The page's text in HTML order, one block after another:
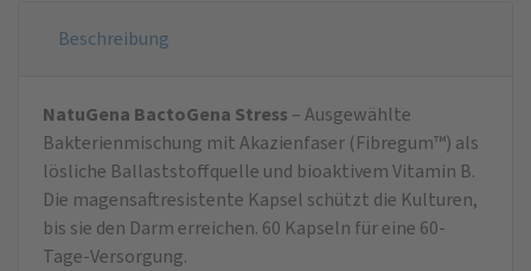
Beschreibung
NatuGena BactoGena Stress – Ausgewählte
Bakterienmischung mit Akazienfaser (Fibregum™) als
lösliche Ballaststoffquelle und bioaktivem Vitamin B.
Die magensaftresistente Kapsel schützt die Kulturen,
bis sie den Darm erreichen. 60 Kapseln für eine 60-
Tage-Versorgung.